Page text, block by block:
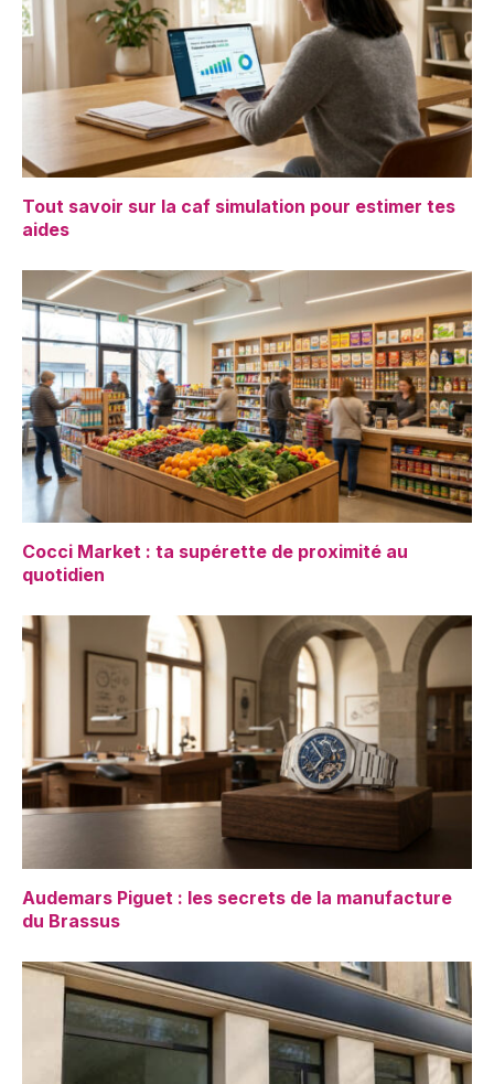
Tout savoir sur la caf simulation pour estimer tes
aides
Cocci Market : ta supérette de proximité au
quotidien
Audemars Piguet : les secrets de la manufacture
du Brassus